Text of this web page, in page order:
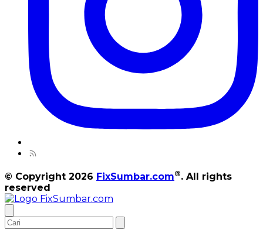
© Copyright 2026 FixSumbar.com®. All rights
reserved